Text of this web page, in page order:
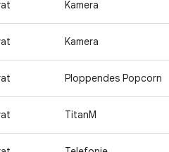
Kamera
Kamera
Ploppendes Popcorn
TitanM